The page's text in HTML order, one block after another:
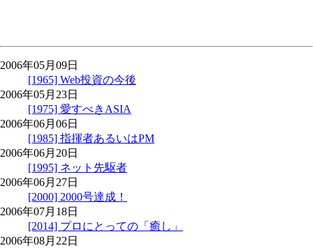
2006年05月09日
[1965] Web投資の今後
2006年05月23日
[1975] 愛すべきASIA
2006年06月06日
[1985] 指揮者あるいはPM
2006年06月20日
[1995] ネット先駆者
2006年06月27日
[2000] 2000号達成！
2006年07月18日
[2014] プロにとっての「癒し」
2006年08月22日